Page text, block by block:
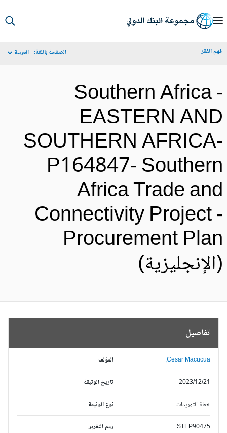
الفقر الصفحة باللغة: العربية
Southern Africa
EASTERN
SOUTHERN
P164847-
Africa Trade
Connectivity Project
Procurement
تفاصيل
المؤلف Cesar Macucua;
تاريخ الوثيقة 2023/12/21
نوع الوثيقة خطة التوريدات
رقم التقرير STEP90475